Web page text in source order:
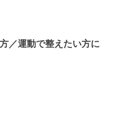
／運動で整えたい方に